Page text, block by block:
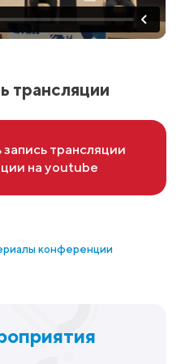
трансляции
трансляции
на youtube
конференции